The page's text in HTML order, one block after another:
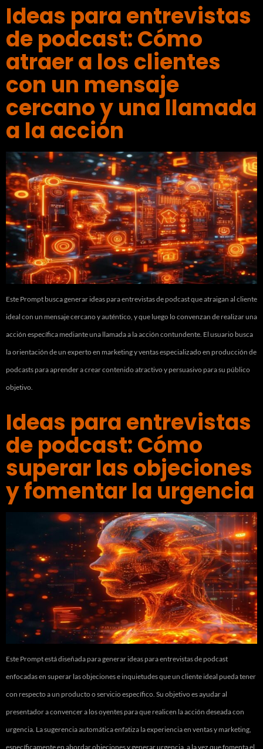
Ideas para entrevistas
de podcast: Cómo
atraer a los clientes
con un mensaje
cercano y una llamada
a la acción
Este Prompt busca generar ideas para entrevistas de podcast que atraigan al cliente
ideal con un mensaje cercano y auténtico, y que luego lo convenzan de realizar una
acción específica mediante una llamada a la acción contundente. El usuario busca
la orientación de un experto en marketing y ventas especializado en producción de
podcasts para aprender a crear contenido atractivo y persuasivo para su público
objetivo.
Ideas para entrevistas
de podcast: Cómo
superar las objeciones
y fomentar la urgencia
Este Prompt está diseñada para generar ideas para entrevistas de podcast
enfocadas en superar las objeciones e inquietudes que un cliente ideal pueda tener
con respecto a un producto o servicio específico. Su objetivo es ayudar al
presentador a convencer a los oyentes para que realicen la acción deseada con
urgencia. La sugerencia automática enfatiza la experiencia en ventas y marketing,
específicamente en abordar objeciones y generar urgencia, a la vez que fomenta el